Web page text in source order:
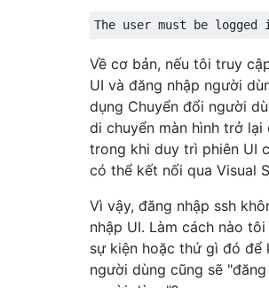
Về cơ bản, nếu tôi truy
UI và đăng nhập người
dụng Chuyển đổi người
di chuyển màn hình trở lại
trong khi duy trì phiên UI
có thể kết nối qua Visual
Vì vậy, đăng nhập ssh
nhập UI. Làm cách nào
sự kiện hoặc thứ gì đó để
người dùng cũng sẽ